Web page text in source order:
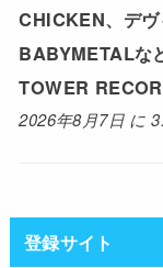
CHICKEN、デヴ
BABYMETALな
TOWER
2026年8月7日 に
登録サイト